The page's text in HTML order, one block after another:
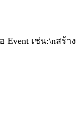
Event เช่น:\nสร้าง